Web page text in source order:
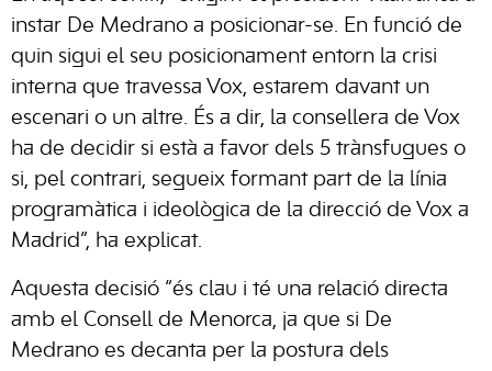
instar De Medrano a posicionar-se. En funció de
quin sigui el seu posicionament entorn la crisi
interna que travessa Vox, estarem davant un
escenari o un altre. És a dir, la consellera de Vox
ha de decidir si està a favor dels 5 trànsfugues o
si, pel contrari, segueix formant part de la línia
programàtica i ideològica de la direcció de Vox a
Madrid”, ha explicat.
Aquesta decisió “és clau i té una relació directa
amb el Consell de Menorca, ja que si De
Medrano es decanta per la postura dels